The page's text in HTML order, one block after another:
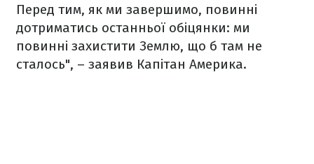
Перед тим, як ми завершимо, повинні
дотриматись останньої обіцянки: ми
повинні захистити Землю, що б там не
сталось", – заявив Капітан Америка.